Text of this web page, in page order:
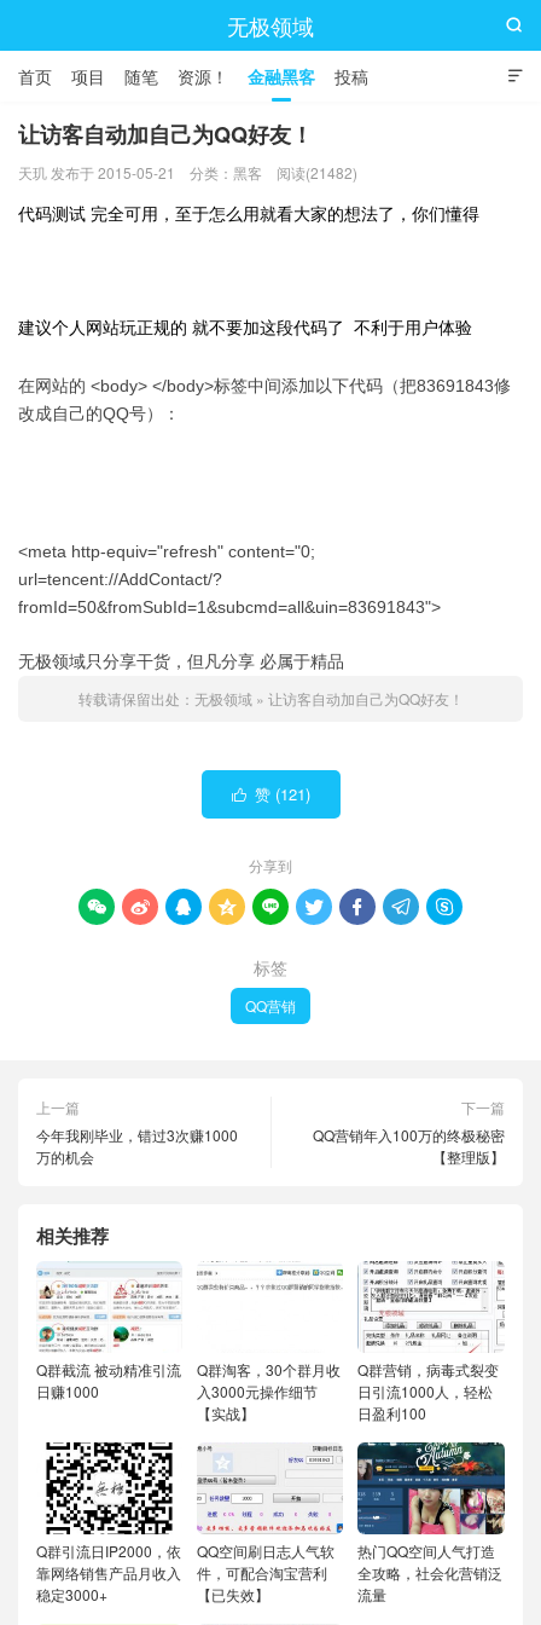
无极领域

首页 项目 随笔 资源！ 金融黑客 投稿

让访客自动加自己为QQ好友！
天玑 发布于 2015-05-21 分类： 黑客 阅读(21482)
代码测试 完全可用，至于怎么用就看大家的想法了，你们懂得
建议个人网站玩正规的 就不要加这段代码了 不利于用户体验
在网站的 <body> </body>标签中间添加以下代码（把83691843修
改成自己的QQ号）：
<meta http-equiv="refresh" content="0;
url=tencent://AddContact/?
fromId=50&fromSubId=1&subcmd=all&uin=83691843">
无极领域只分享干货，但凡分享 必属于精品
转载请保留出处： 无极领域 » 让访客自动加自己为QQ好友！
 赞 (121)
分享到
        
标签
QQ营销
上一篇
今年我刚毕业，错过3次赚1000
万的机会
下一篇
QQ营销年入100万的终极秘密
【整理版】
相关推荐
Q群截流 被动精准引流
日赚1000
Q群淘客，30个群月收
入3000元操作细节
【实战】
Q群营销，病毒式裂变
日引流1000人，轻松
日盈利100
Q群引流日IP2000，依
靠网络销售产品月收入
稳定3000+
QQ空间刷日志人气软
件，可配合淘宝营利
【已失效】
热门QQ空间人气打造
全攻略，社会化营销泛
流量